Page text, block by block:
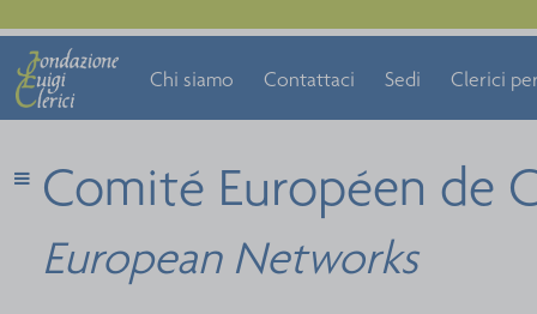
Chi siamo Contattaci Sedi Clerici
Comité Européen de
European Networks